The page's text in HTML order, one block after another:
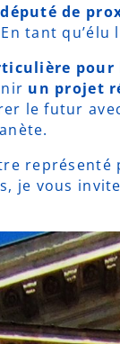
député de
tant
pour
un projet
le futur
représenté
je vous